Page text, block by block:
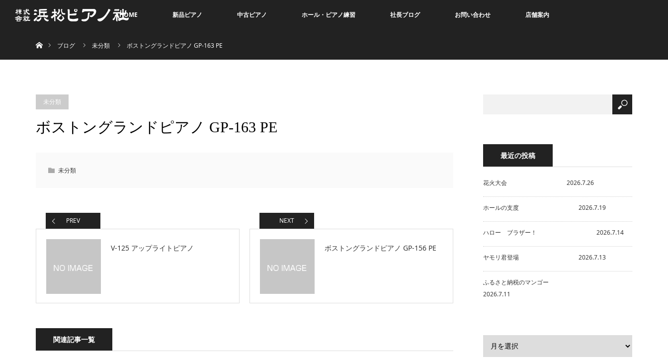
HOME 新品ピアノ 中古ピアノ ホール・ピアノ練習 社長ブログ お問い合わせ 店舗案内
ブログ
未分類 ボストングランドピアノ GP-163 PE
未分類
ボストングランドピアノ GP-163 PE
未分類
PREV
V-125 アップライトピアノ
NEXT
ボストングランドピアノ GP-156 PE
関連記事一覧
最近の投稿
花火大会 2026.7.26
ホールの支度 2026.7.19
ハロー ブラザー！ 2026.7.14
ヤモリ君登場 2026.7.13
ふるさと納税のマンゴー
2026.7.11